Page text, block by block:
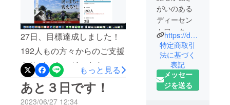
きました。村上財団さまか
らは、クラウドファンデン
グと同額を支援いただけま
す。このプロジェクトに支
援いただいた２０６名の
方々から、「めっちゃ応援
します」「環境によく、障
27日、目標達成しました！
192人もの方々からのご支援
ありがとうございます。貴
重なご支援をもとに、「大
阪・かしわら竹炭プロジェ
もっと見る
あと３日です！
2023/06/27 12:34
がいのある
ディーセン
トワークを
実現する農
園をめざし
て、ぶどう
栽培と野菜
体験農園を
https://decent-kashiwara.com/
特定商取引
法に基づく
表記
メッセー
ジを送る